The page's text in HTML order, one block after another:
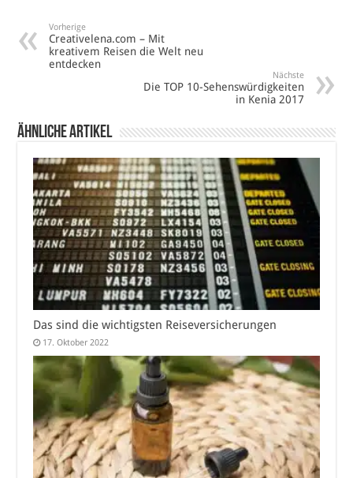
Vorherige
Creativelena.com – Mit
kreativem Reisen die Welt neu
entdecken
Nächste
Die TOP 10-Sehenswürdigkeiten
in Kenia 2017
Ähnliche Artikel
Das sind die wichtigsten Reiseversicherungen
17. Oktober 2022